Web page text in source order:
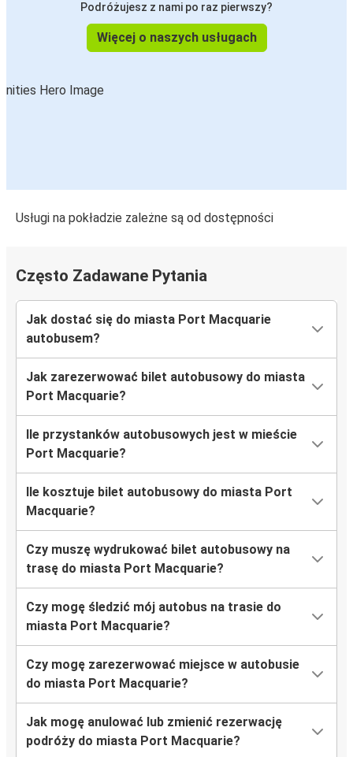
Podróżujesz z nami po raz pierwszy?
Więcej o naszych usługach
Usługi na pokładzie zależne są od dostępności
Często Zadawane Pytania
Jak dostać się do miasta Port Macquarie
autobusem?
Jak zarezerwować bilet autobusowy do miasta
Port Macquarie?
Ile przystanków autobusowych jest w mieście
Port Macquarie?
Ile kosztuje bilet autobusowy do miasta Port
Macquarie?
Czy muszę wydrukować bilet autobusowy na
trasę do miasta Port Macquarie?
Czy mogę śledzić mój autobus na trasie do
miasta Port Macquarie?
Czy mogę zarezerwować miejsce w autobusie
do miasta Port Macquarie?
Jak mogę anulować lub zmienić rezerwację
podróży do miasta Port Macquarie?